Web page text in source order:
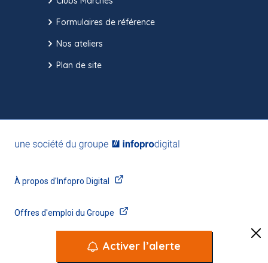
Activer l’alerte
Formulaires de référence
Nos ateliers
Plan de site